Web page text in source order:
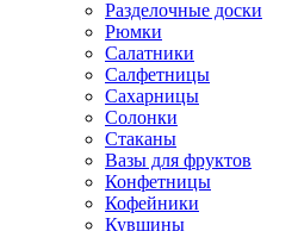
Разделочные доски
Рюмки
Салатники
Салфетницы
Сахарницы
Солонки
Стаканы
Вазы для фруктов
Конфетницы
Кофейники
Кувшины